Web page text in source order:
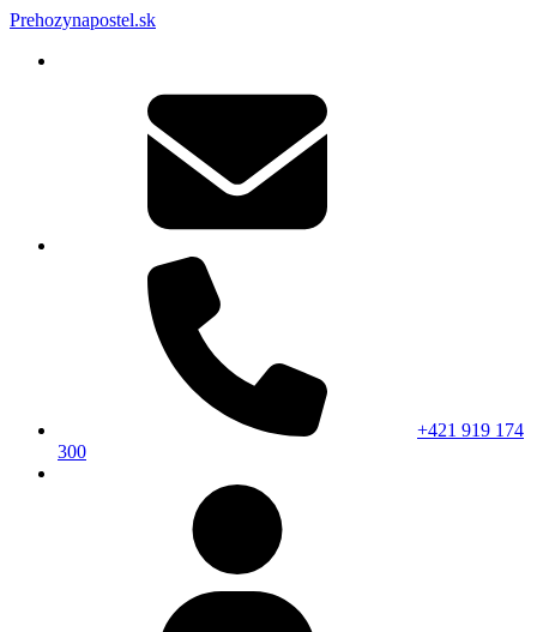
Prehozynapostel.sk
+421 919 174
300